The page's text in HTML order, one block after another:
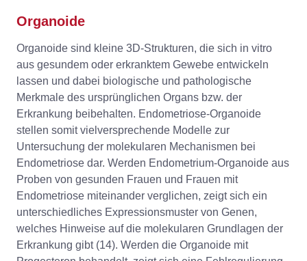
Organoide
Organoide sind kleine 3D-Strukturen, die sich in vitro
aus gesundem oder erkranktem Gewebe entwickeln
lassen und dabei biologische und pathologische
Merkmale des ursprünglichen Organs bzw. der
Erkrankung beibehalten. Endometriose-Organoide
stellen somit vielversprechende Modelle zur
Untersuchung der molekularen Mechanismen bei
Endometriose dar. Werden Endometrium-Organoide aus
Proben von gesunden Frauen und Frauen mit
Endometriose miteinander verglichen, zeigt sich ein
unterschiedliches Expressionsmuster von Genen,
welches Hinweise auf die molekularen Grundlagen der
Erkrankung gibt (14). Werden die Organoide mit